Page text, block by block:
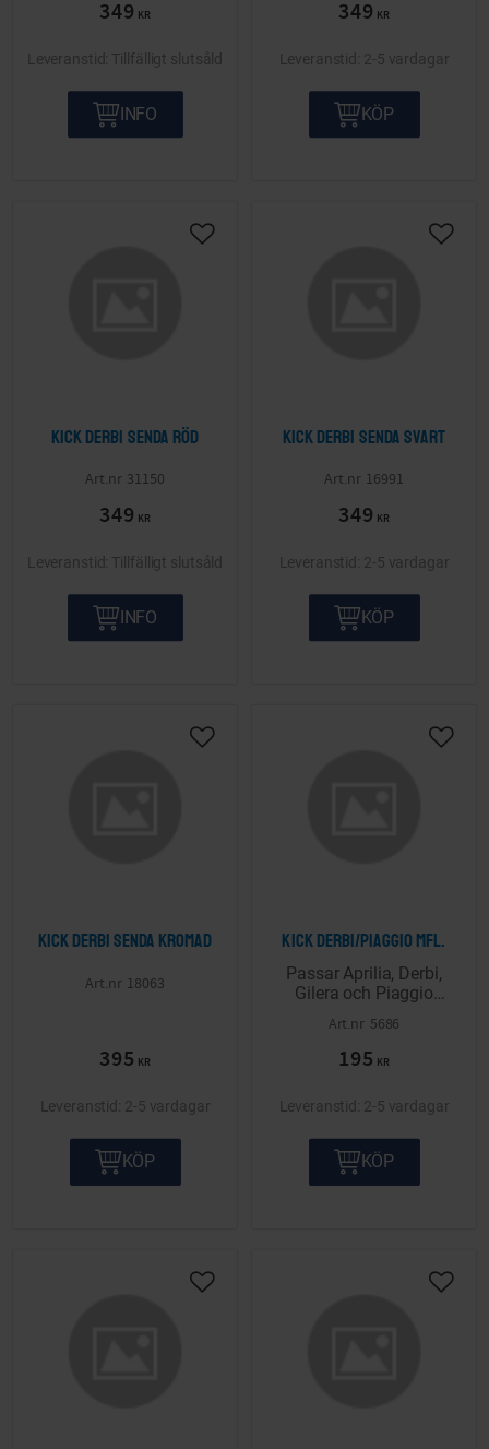
349 KR
Tillfälligt slutsåld
INFO
349 KR
2-5 vardagar
KÖP
Kick Derbi Senda Röd
31150
349 KR
Lägg till i önskelista
Tillfälligt slutsåld
INFO
Kick Derbi Senda Svart
16991
349 KR
Lägg
2-5 vardagar
KÖP
Kick Derbi Senda kromad
18063
395 KR
Lägg till i önskelista
2-5 vardagar
KÖP
Kick Derbi/Piaggio mfl.
Passar Aprilia, Derbi,
Gilera och Piaggio
Scooter.
5686
195 KR
Lägg
2-5 vardagar
KÖP
Lägg till i önskelista Lägg